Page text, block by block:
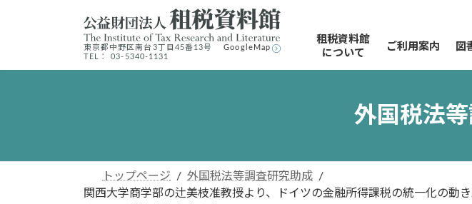
プ
動
東京都中野区南台3丁⽬45番13号
TEL： 03-5340-1131
GoogleMap
租税資料館
について
ご利用案内 図
外国税法
トップページ
外国税法等調査研究助成
関西大学商学部の辻美枝准教授より、ドイツの金融所得課税の統一化の動